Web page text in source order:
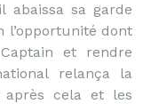
abaissa sa garde
l’opportunité dont
et rendre
relança la
après cela et les